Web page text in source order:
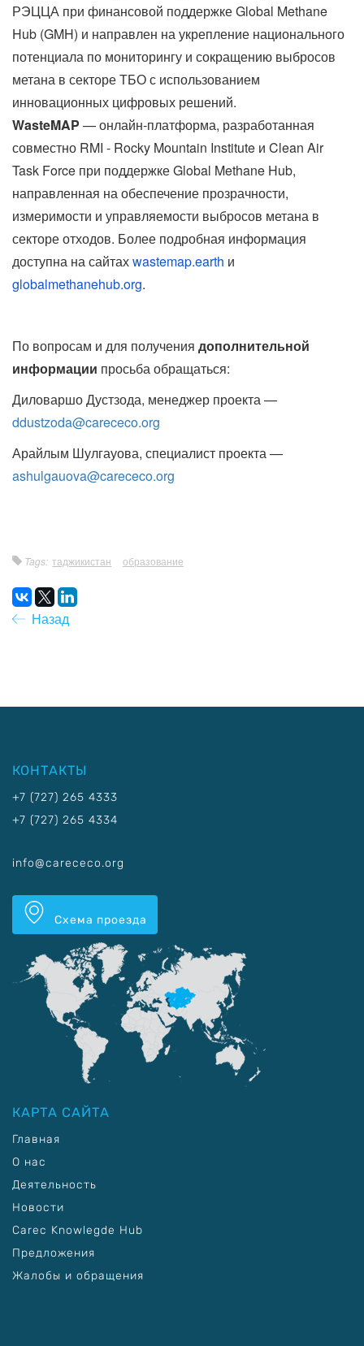
РЭЦЦА при финансовой поддержке Global Methane
Hub (GMH) и направлен на укрепление национального
потенциала по мониторингу и сокращению выбросов
метана в секторе ТБО с использованием
инновационных цифровых решений.
WasteMAP — онлайн-платформа, разработанная
совместно RMI - Rocky Mountain Institute и Clean Air
Task Force при поддержке Global Methane Hub,
направленная на обеспечение прозрачности,
измеримости и управляемости выбросов метана в
секторе отходов. Более подробная информация
доступна на сайтахwastemap.earth и
globalmethanehub.org.
По вопросам и для получения дополнительной
информации просьба обращаться:
Диловаршо Дустзода, менеджер проекта —
ddustzoda@carececo.org
Арайлым Шулгауова, специалист проекта —
ashulgauova@carececo.org
Tags: таджикистан образование
Назад
КОНТАКТЫ
+7 (727) 265 4333
+7 (727) 265 4334
info@carececo.org
Схема проезда
КАРТА САЙТА
Главная
О нас
Деятельность
Новости
Carec Knowlegde Hub
Предложения
Жалобы и обращения